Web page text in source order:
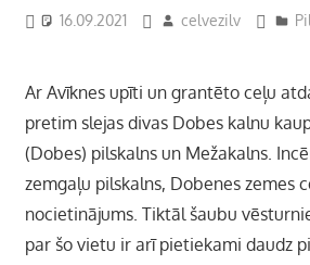
16.09.2021 celvezilv
Ar Avīknes upīti un grantēto ceļu
pretim slejas divas Dobes kalnu
(Dobes) pilskalns un Mežakalns.
zemgaļu pilskalns, Dobenes zemes
nocietinājums. Tiktāl šaubu
par šo vietu ir arī pietiekami daudz